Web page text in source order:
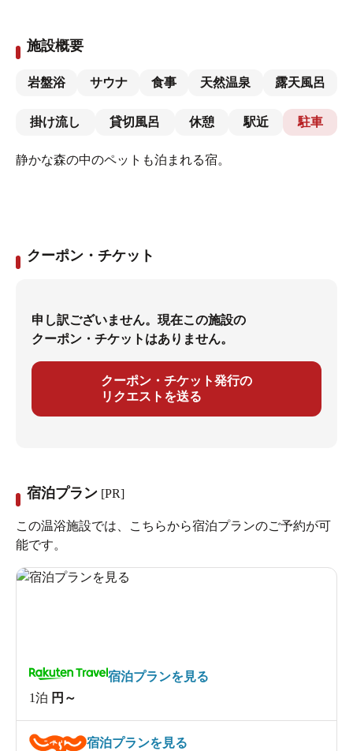
施設概要
岩盤浴 サウナ 食事 天然温泉 露天風呂
掛け流し 貸切風呂 休憩 駅近 駐車
静かな森の中のペットも泊まれる宿。
クーポン・チケット
申し訳ございません。現在この施設の
クーポン・チケットはありません。
クーポン・チケット発行の
リクエストを送る
宿泊プラン [PR]
この温浴施設では、こちらから宿泊プランのご予約が可
能です。
1泊 円～
宿泊プランを見る
宿泊プランを見る